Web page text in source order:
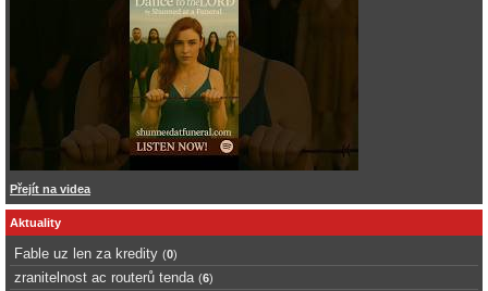
Přejít na videa
Aktuality
Fable uz len za kredity (0)
zranitelnost ac routerů tenda (6)